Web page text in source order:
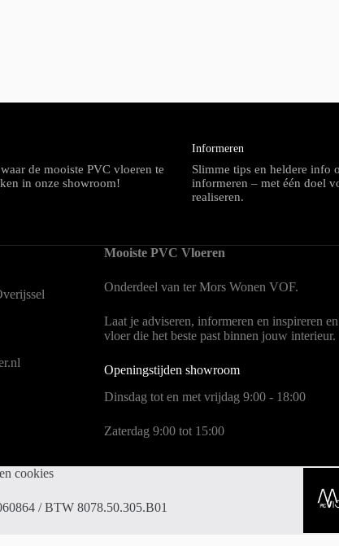
de mooiste PVC vloeren te
in onze showroom!
Informeren
Slimme tips en heldere info
informeren – met één doel
realiseren.
Mooiste PVC Vloeren
Onderdeel van ter Mors Wonen VOF.
Laat je adviseren, informeren en inspireren
vloer die het beste past binnen jouw interieur.
Openingstijden showroom
Dinsdag tot en met vrijdag 9:00 - 18:00
Zaterdag 9:00 tot 15:00
cookies
/ BTW 8078.50.305.B01